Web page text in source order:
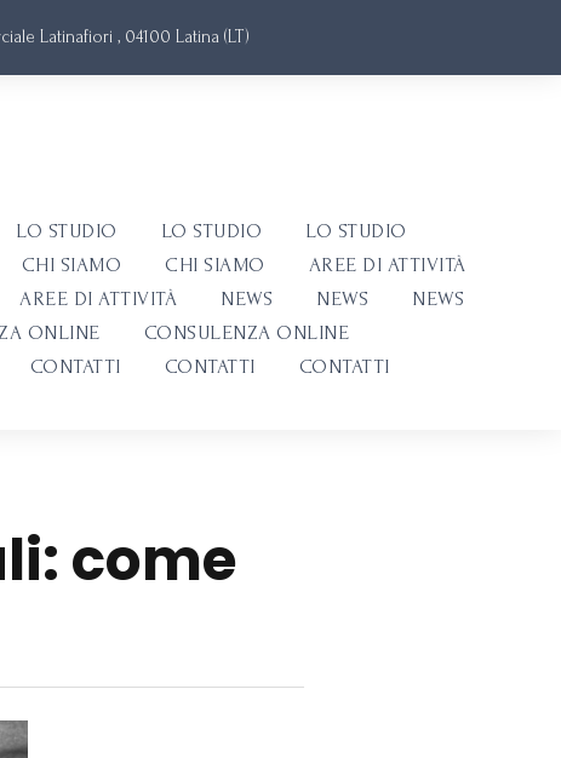
Latinafiori , 04100 Latina (LT)
LO STUDIO LO STUDIO
LO STUDIO
CHI SIAMO CHI SIAMO
AREE DI ATTIVITÀ
AREE DI ATTIVITÀ NEWS NEWS
NEWS
ONLINE
CONSULENZA ONLINE
CONTATTI CONTATTI
CONTATTI
come